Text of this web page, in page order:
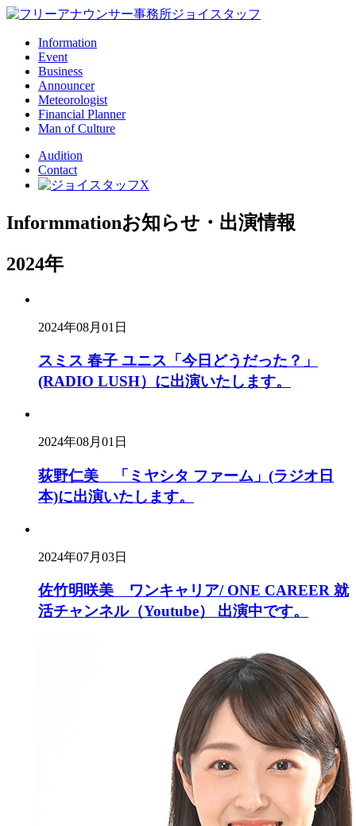
Information
Event
Business
Announcer
Meteorologist
Financial Planner
Man of Culture
Audition
Contact
Informmationお知らせ・出演情報
2024年
2024年08月01日
スミス 春子 ユニス「今日どうだった？」
(RADIO LUSH）に出演いたします。
2024年08月01日
荻野仁美 「ミヤシタ ファーム」(ラジオ日
本)に出演いたします。
2024年07月03日
佐竹明咲美 ワンキャリア/ ONE CAREER 就
活チャンネル（Youtube） 出演中です。